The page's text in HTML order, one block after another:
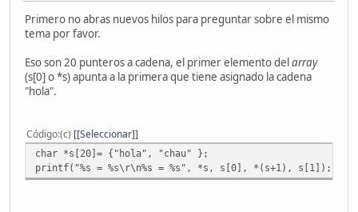
Primero no abras nuevos hilos para preguntar sobre el mismo
tema por favor.
Eso son 20 punteros a cadena, el primer elemento delarray
(s[0] o *s) apunta a la primera que tiene asignado la cadena
"hola".
Código(c) [Seleccionar]
char *s[20]= {"hola", "chau" };
printf("%s = %s\r\n%s = %s", *s, s[0], *(s+1), s[1]);